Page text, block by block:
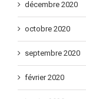
décembre 2020
octobre 2020
septembre 2020
février 2020